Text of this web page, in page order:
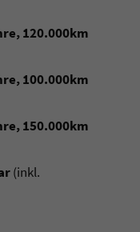
120.000km
100.000km
150.000km
(inkl.